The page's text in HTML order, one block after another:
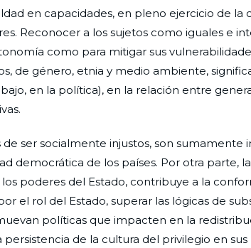
en capacidades, en pleno ejercicio de la
Reconocer a los sujetos como iguales e
como para mitigar sus
de género, etnia y medio ambiente,
en la política), en la relación entre
de ser socialmente injustos, son
democrática de los países. Por otra parte,
poderes del Estado, contribuye a la
el rol del Estado, superar las lógicas de
políticas que impacten en la
de la cultura del privilegio en